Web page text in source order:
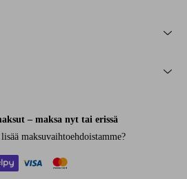
– maksa nyt tai erissä
lisää maksuvaihtoehdoistamme?